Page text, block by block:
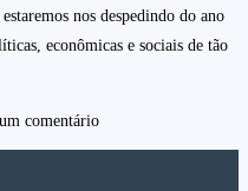
nos despedindo do ano
econômicas e sociais de tão
comentário